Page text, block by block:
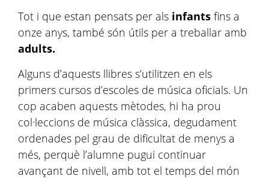
Tot i que estan pensats per als infants fins a
onze anys, també són útils per a treballar amb
adults.
Alguns d’aquests llibres s’utilitzen en els
primers cursos d’escoles de música oficials. Un
cop acaben aquests mètodes, hi ha prou
col·leccions de música clàssica, degudament
ordenades pel grau de dificultat de menys a
més, perquè l’alumne pugui continuar
avançant de nivell, amb tot el temps del món